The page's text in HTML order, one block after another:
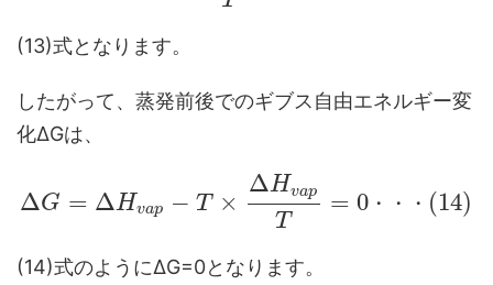
(13)式となります。
したがって、蒸発前後でのギブス自由エネルギー変
化ΔGは、
ΔG = ΔHvap − T ×
ΔHvap
T
= 0 ・ ・ ・ (14)
(14)式のようにΔG=0となります。